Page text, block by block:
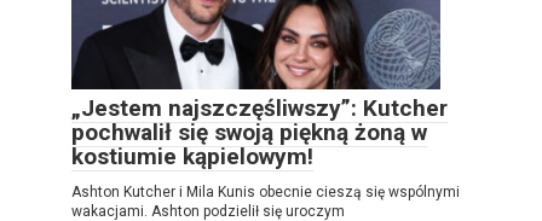
„Jestem najszczęśliwszy”: Kutcher
pochwalił się swoją piękną żoną w
kostiumie kąpielowym!
Ashton Kutcher i Mila Kunis obecnie cieszą się wspólnymi
wakacjami. Ashton podzielił się uroczym